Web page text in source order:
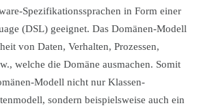
Spezifikationssprachen in Form einer
(DSL) geeignet. Das Domänen-Modell
von Daten, Verhalten, Prozessen,
welche die Domäne ausmachen. Somit
Modell nicht nur Klassen-
sondern beispielsweise auch ein